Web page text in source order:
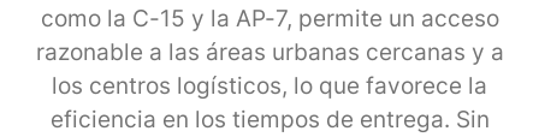
como la C-15 y la AP-7, permite un acceso
razonable a las áreas urbanas cercanas y a
los centros logísticos, lo que favorece la
eficiencia en los tiempos de entrega. Sin